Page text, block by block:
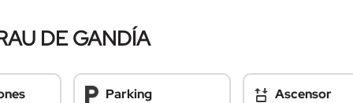
DE GANDÍA
Parking Ascensor